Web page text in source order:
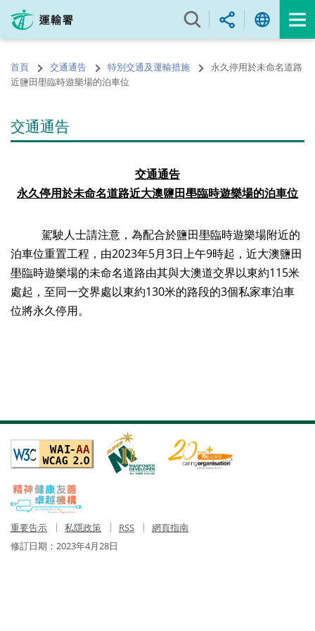
內
的
開
首頁 交通通告 特別交通及運輸措施
永久停用於未命名道路
近鹽田壆臨時遊樂場的泊車位
交通通告
交通通告
永久停用於未命名道路近大澳鹽田壆臨時遊樂場的泊車位
駕駛人士請注意，為配合於鹽田壆臨時遊樂場附近的
泊車位重置工程，由2023年5月3日上午9時起，近大澳鹽田
壆臨時遊樂場的未命名道路由其與大澳道交界以東約115米
處起，至同一交界處以東約130米的路段的3個私家車泊車
位將永久停用。
重要告示 私隱政策 RSS
網頁指南
修訂日期： 2023年4月28日